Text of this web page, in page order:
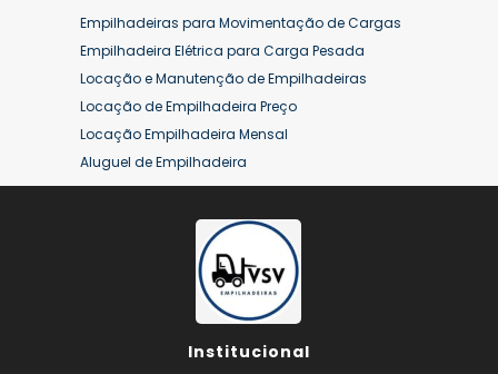
Empilhadeiras para Movimentação de Cargas
Empilhadeira Elétrica para Carga Pesada
Locação e Manutenção de Empilhadeiras
Locação de Empilhadeira Preço
Locação Empilhadeira Mensal
Aluguel de Empilhadeira
Aluguel de Empilhadeira a Combustão
Aluguel de Empilhadeira Diária Valor
Aluguel de Empilhadeira Elétrica
Aluguel de Empilhadeira Elétrica Preço
Aluguel de Empilhadeira Mensal
Aluguel de Empilhadeira Preço
Aluguel de Empilhadeira Valor
Institucional